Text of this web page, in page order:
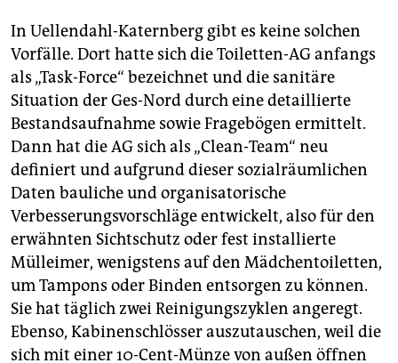
In Uellendahl-Katernberg gibt es keine solchen
Vorfälle. Dort hatte sich die Toiletten-AG anfangs
als „Task-Force“ bezeichnet und die sanitäre
Situation der Ges-Nord durch eine detaillierte
Bestandsaufnahme sowie Fragebögen ermittelt.
Dann hat die AG sich als „Clean-Team“ neu
definiert und aufgrund dieser sozialräumlichen
Daten bauliche und organisatorische
Verbesserungsvorschläge entwickelt, also für den
erwähnten Sichtschutz oder fest installierte
Mülleimer, wenigstens auf den Mädchentoiletten,
um Tampons oder Binden entsorgen zu können.
Sie hat täglich zwei Reinigungszyklen angeregt.
Ebenso, Kabinenschlösser auszutauschen, weil die
sich mit einer 10-Cent-Münze von außen öffnen